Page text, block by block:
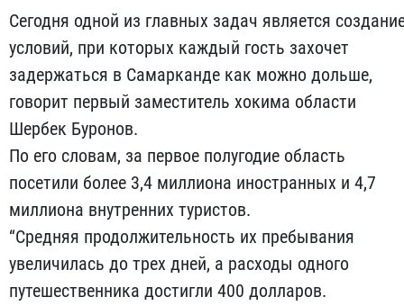
Сегодня одной из главных задач является
условий, при которых каждый гость захочет
задержаться в Самарканде как можно дольше,
говорит первый заместитель хокима области
Шербек Буронов.
По его словам, за первое полугодие область
посетили более 3,4 миллиона иностранных и 4,7
миллиона внутренних туристов.
“Средняя продолжительность их пребывания
увеличилась до трех дней, а расходы одного
путешественника достигли 400 долларов.